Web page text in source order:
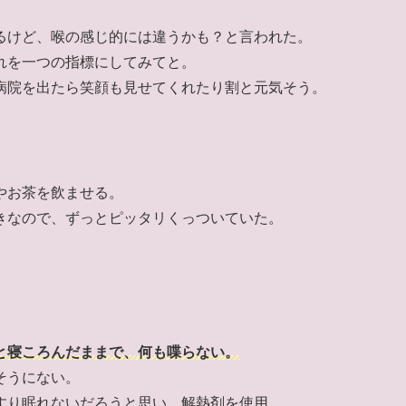
ど、喉の感じ的には違うかも？と言われた。
一つの指標にしてみてと。
を出たら笑顔も見せてくれたり割と元気そう。
茶を飲ませる。
ので、ずっとピッタリくっついていた。
ころんだままで、何も喋らない。
にない。
眠れないだろうと思い、解熱剤を使用。